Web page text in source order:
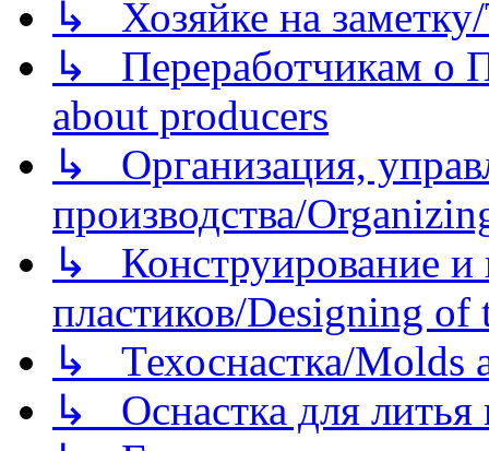
↳ Хозяйке на
↳ Переработчикам о
about producers
↳ Организация,
производства/
↳ Конструирование и
пластиков/Designing of
↳ Техоснастка/Molds
↳ Оснастка для литья